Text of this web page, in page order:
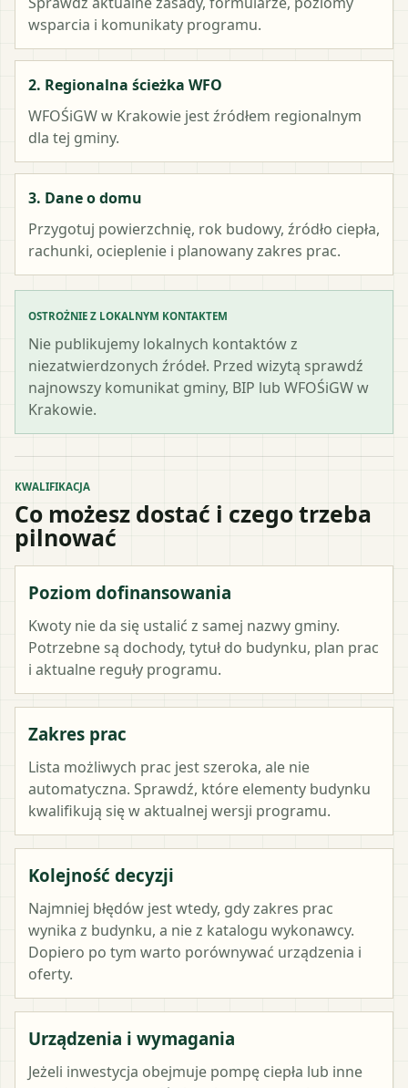
wsparcia i komunikaty programu.
2. Regionalna ścieżka WFO
WFOŚiGW w Krakowie jest źródłem regionalnym
dla tej gminy.
3. Dane o domu
Przygotuj powierzchnię, rok budowy, źródło ciepła,
rachunki, ocieplenie i planowany zakres prac.
OSTROŻNIE Z LOKALNYM KONTAKTEM
Nie publikujemy lokalnych kontaktów z
niezatwierdzonych źródeł. Przed wizytą sprawdź
najnowszy komunikat gminy, BIP lub WFOŚiGW w
Krakowie.
KWALIFIKACJA
Co możesz dostać i czego trzeba
pilnować
Poziom dofinansowania
Kwoty nie da się ustalić z samej nazwy gminy.
Potrzebne są dochody, tytuł do budynku, plan prac
i aktualne reguły programu.
Zakres prac
Lista możliwych prac jest szeroka, ale nie
automatyczna. Sprawdź, które elementy budynku
kwalifikują się w aktualnej wersji programu.
Kolejność decyzji
Najmniej błędów jest wtedy, gdy zakres prac
wynika z budynku, a nie z katalogu wykonawcy.
Dopiero po tym warto porównywać urządzenia i
oferty.
Urządzenia i wymagania
Jeżeli inwestycja obejmuje pompę ciepła lub inne